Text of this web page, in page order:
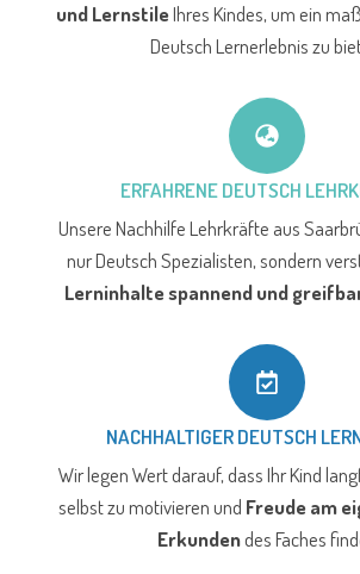
und LernstileIhres Kindes, um ein
Deutsch Lernerlebnis zu
ERFAHRENE DEUTSCH
Unsere Nachhilfe Lehrkräfte aus
nur Deutsch Spezialisten, sondern
Lerninhalte spannend und
NACHHALTIGER DEUTSCH
Wir legen Wert darauf, dass Ihr Kind
selbst zu motivieren und Freude am
Erkundendes Faches